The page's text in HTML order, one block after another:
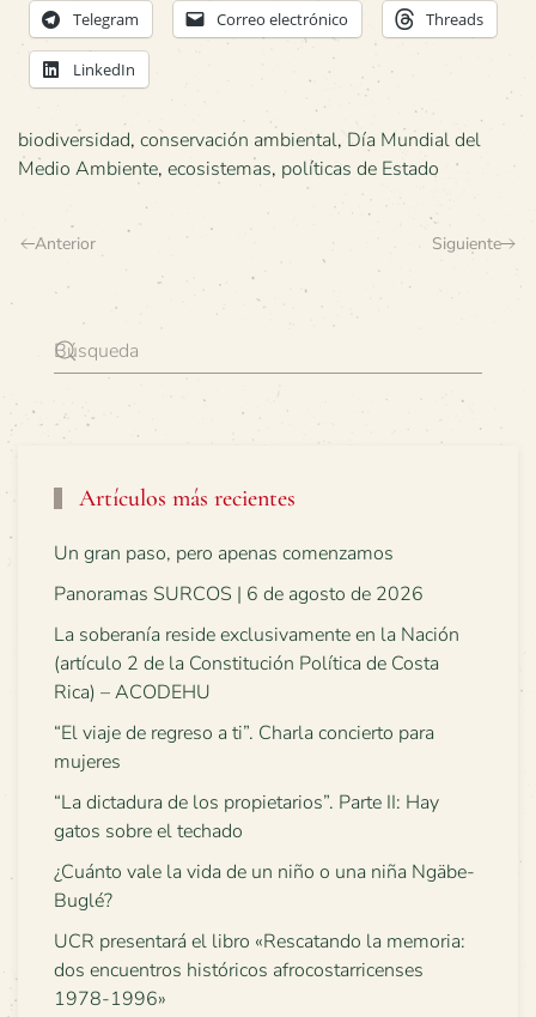
Telegram Correo electrónico Threads
LinkedIn
biodiversidad, conservación ambiental, Día Mundial del
Medio Ambiente, ecosistemas, políticas de Estado
Anterior Siguiente
Artículos más recientes
Un gran paso, pero apenas comenzamos
Panoramas SURCOS | 6 de agosto de 2026
La soberanía reside exclusivamente en la Nación
(artículo 2 de la Constitución Política de Costa
Rica) – ACODEHU
“El viaje de regreso a ti”. Charla concierto para
mujeres
“La dictadura de los propietarios”. Parte II: Hay
gatos sobre el techado
¿Cuánto vale la vida de un niño o una niña Ngäbe-
Buglé?
UCR presentará el libro «Rescatando la memoria:
dos encuentros históricos afrocostarricenses
1978-1996»